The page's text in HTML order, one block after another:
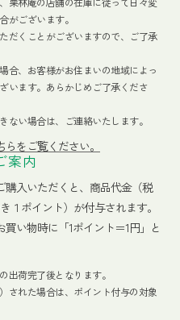
がございます。
だくことがございますので、ご了承
合、お客様がお住まいの地域によっ
います。あらかじめご了承くださ
ない場合は、ご連絡いたします。
をご覧ください。
案内
入いただくと、商品代金（税
１ポイント）が付与されます。
い物時に「1ポイント＝1円」と
出荷完了後となります。
された場合は、ポイント付与の対象